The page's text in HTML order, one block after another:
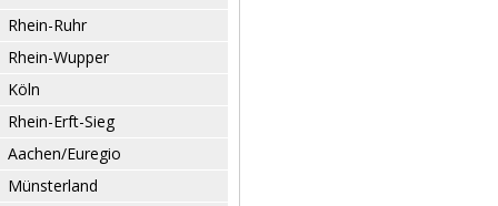
Rhein-Ruhr
Rhein-Wupper
Köln
Rhein-Erft-Sieg
Aachen/Euregio
Münsterland